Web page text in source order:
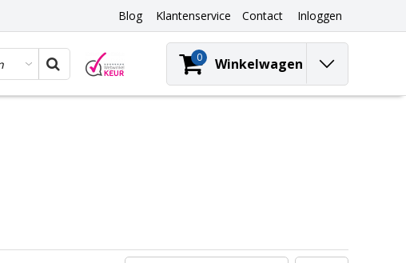
Blog Klantenservice Contact Inloggen
0 Winkelwagen